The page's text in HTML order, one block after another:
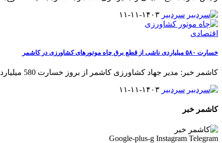
سردبیر ۱۴۰۳-۱۱-۱۱
اقتصادی
خسارت ۵۸۰ میلیاردی ناشی از قطع برق چاه موتورهای کشاورزی در کاشمر
کاشمر خبر: مدیر جهاد کشاورزی کاشمر از بروز خسارت 580 میلیارد تومانی
سردبیر ۱۴۰۳-۱۱-۱۱
کاشمر خبر
Google-plus-g Instagram Telegram